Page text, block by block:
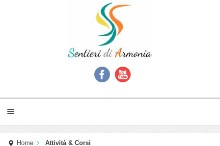
Home Attività & Corsi